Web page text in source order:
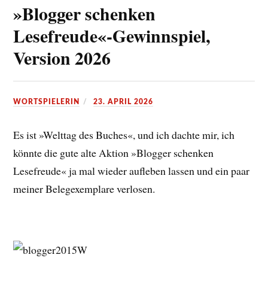
»Blogger schenken
Lesefreude«-Gewinnspiel,
Version 2026
WORTSPIELERIN 23. APRIL 2026
Es ist »Welttag des Buches«, und ich dachte mir, ich
könnte die gute alte Aktion »Blogger schenken
Lesefreude« ja mal wieder aufleben lassen und ein paar
meiner Belegexemplare verlosen.